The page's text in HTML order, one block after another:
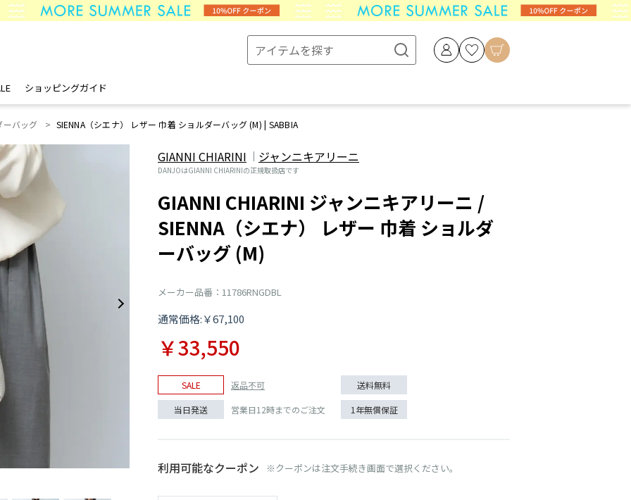
ショッピングガイド
ーバッグ SIENNA（シエナ） レザー 巾着 ショルダーバッグ (M) | SABBIA
CARAMEL
GIANNI CHIARINI ジャンニキアリーニ
DANJOはGIANNI CHIARINIの正規取扱店です
GIANNI CHIARINI ジャンニキアリーニ /
SIENNA（シエナ） レザー 巾着 ショルダ
ーバッグ (M)
メーカー品番：11786RNGDBL
通常価格:￥67,100
￥33,550
SALE 返品不可 送料無料
当日発送 営業日12時までのご注文 1年無償保証
利用可能なクーポン ※クーポンは注文手続き画面で選択ください。